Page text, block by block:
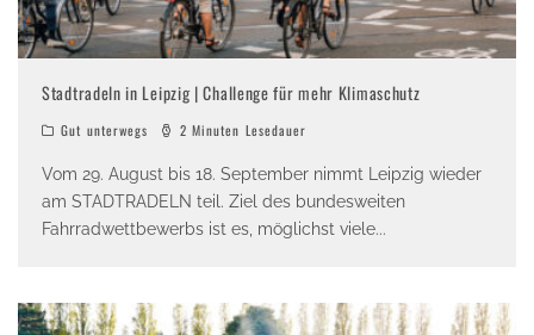
Stadtradeln in Leipzig | Challenge für mehr Klimaschutz
Gut unterwegs 2 Minuten Lesedauer
Vom 29. August bis 18. September nimmt Leipzig wieder
am STADTRADELN teil. Ziel des bundesweiten
Fahrradwettbewerbs ist es, möglichst viele...